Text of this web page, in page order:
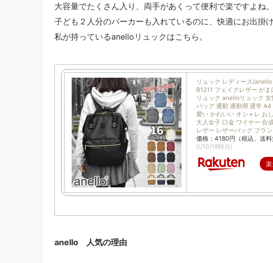
大容量でたくさん入り、両手があくって便利で楽ですよね。
子ども２人分のパーカーも入れているのに、快適にお出掛
私が持っているanelloリュックはこちら。
リュック レディース/
B1211 フェイクレザー がま
リュック anelloリュック
バッグ 通勤 通勤用 通学
愛い かわいい オシャレ お
大人女子 口金 ワイヤー 合
レザー レザーバッグ ブラ
価格：4180円（税込、送料
0/10/18時点)
楽
anello 人気の理由